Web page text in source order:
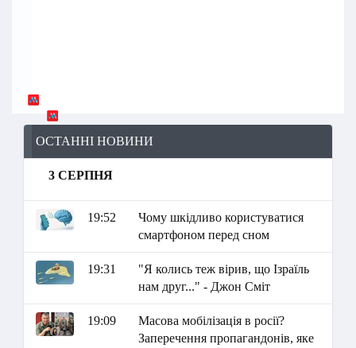
ОСТАННІ НОВИНИ
3 СЕРПНЯ
19:52
Чому шкідливо користуватися
смартфоном перед сном
19:31
"Я колись теж вірив, що Ізраїль
нам друг..." - Джон Сміт
19:09
Масова мобілізація в росії?
Заперечення пропагандонів, яке